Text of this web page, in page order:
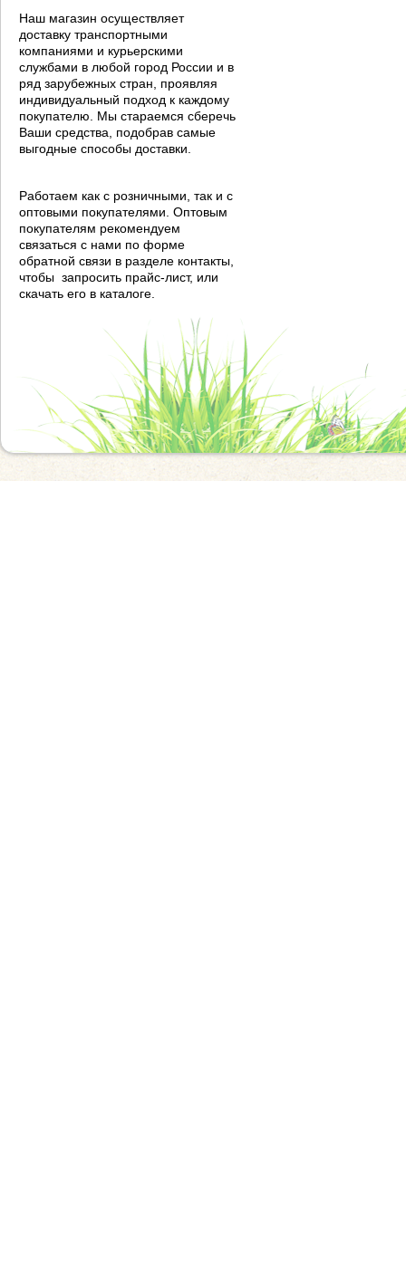
Наш магазин осуществляет
доставку транспортными
компаниями и курьерскими
службами в любой город России и в
ряд зарубежных стран, проявляя
индивидуальный подход к каждому
покупателю. Мы стараемся сберечь
Ваши средства, подобрав самые
выгодные способы доставки.
Работаем как с розничными, так и с
оптовыми покупателями. Оптовым
покупателям рекомендуем
связаться с нами по форме
обратной связи в разделе контакты,
чтобы запросить прайс-лист, или
скачать его в каталоге.